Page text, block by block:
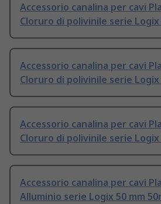
Accessorio canalina per cavi
Cloruro di polivinile serie Logix
Accessorio canalina per cavi
Cloruro di polivinile serie Logix
Accessorio canalina per cavi
Cloruro di polivinile serie Logix
Accessorio canalina per cavi
Alluminio serie Logix 50 mm